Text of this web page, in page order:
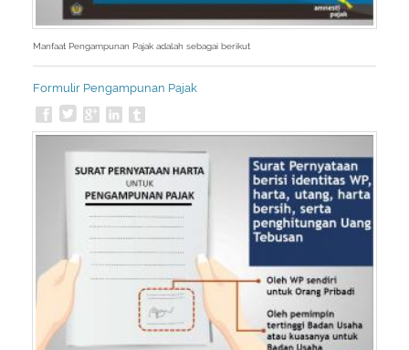
Manfaat Pengampunan Pajak adalah sebagai berikut
Formulir Pengampunan Pajak